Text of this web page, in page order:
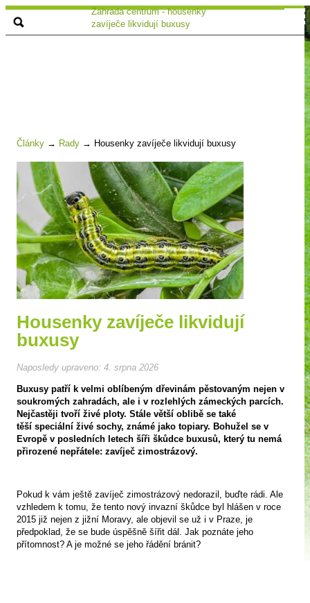
Zahrada centrum - housenky
zavíječe likvidují buxusy
Články → Rady → Housenky zavíječe likvidují buxusy
Housenky zavíječe likvidují
buxusy
Naposledy upraveno: 4. srpna 2026
Buxusy patří k velmi oblíbeným dřevinám pěstovaným nejen v
soukromých zahradách, ale i v rozlehlých zámeckých parcích.
Nejčastěji tvoří živé ploty. Stále větší oblibě se také
těší speciální živé sochy, známé jako topiary. Bohužel se v
Evropě v posledních letech šíři škůdce buxusů, který tu nemá
přirozené nepřátele: zavíječ zimostrázový.
Pokud k vám ještě zavíječ zimostrázový nedorazil, buďte rádi. Ale
vzhledem k tomu, že tento nový invazní škůdce byl hlášen v roce
2015 již nejen z jižní Moravy, ale objevil se už i v Praze, je
předpoklad, že se bude úspěšně šířit dál. Jak poznáte jeho
přítomnost? A je možné se jeho řádění bránit?